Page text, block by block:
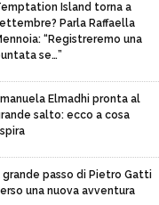
Island torna a
Parla Raffaella
“Registreremo una
se…”
Elmadhi pronta al
salto: ecco a cosa
grande passo di Pietro Gatti
una nuova avventura